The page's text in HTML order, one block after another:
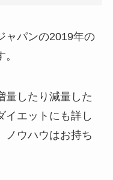
ャパンの2019年の
量したり減量した
イエットにも詳し
ノウハウはお持ち